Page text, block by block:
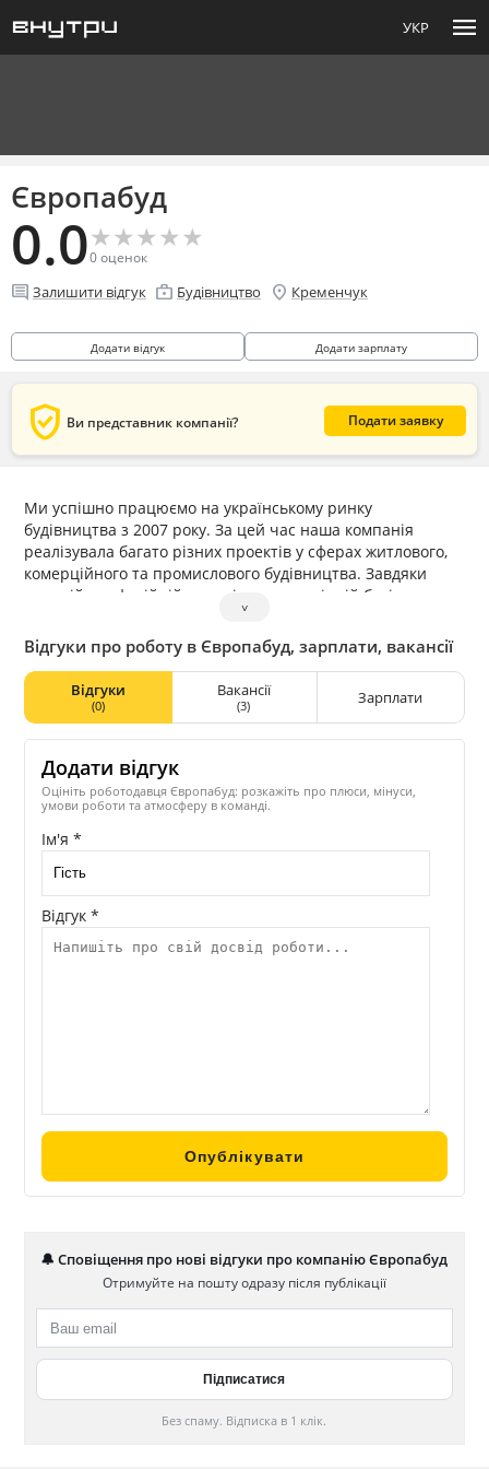
УКР menu
Європабуд
0.0★
★★
★★
★★
★★
★
0оценок
comment Залишити відгук enterprise Будівництво location_on Кременчук
Додати відгук Додати зарплату
verified_user Ви представник компанії? Подати заявку
Ми успішно працюємо на українському ринку
будівництва з 2007 року. За цей час наша компанія
реалізувала багато різних проектів у сферах житлового,
комерційного та промислового будівництва. Завдяки
наявній професійній матеріально-технічній базі,
кваліфікованому персоналу, надійним партнерам та
постачальникам ми досягаємо поставлених цілей та
забезпечуємо будівництво якісного, сучасного
комфортного житла та нежитлових об’єктів.
˅
Відгуки про роботу в Європабуд, зарплати, вакансії
Відгуки
(0)
Вакансії
(3) Зарплати
Додати відгук
Оцініть роботодавця Європабуд: розкажіть про плюси, мінуси,
умови роботи та атмосферу в команді.
Ім'я *
Відгук *
🔔 Сповіщення про нові відгуки про компанію Європабуд
Отримуйте на пошту одразу після публікації
Без спаму. Відписка в 1 клік.